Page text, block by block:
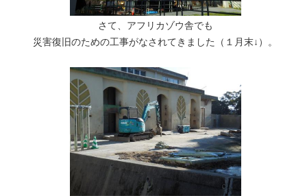
さて、アフリカゾウ舎でも
災害復旧のための工事がなされてきました（１月末↓）。